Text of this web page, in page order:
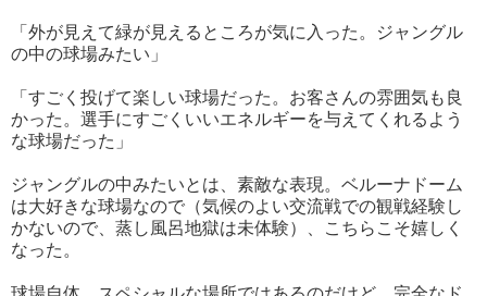
「外が見えて緑が見えるところが気に入った。ジャングル
の中の球場みたい」
「すごく投げて楽しい球場だった。お客さんの雰囲気も良
かった。選手にすごくいいエネルギーを与えてくれるよう
な球場だった」
ジャングルの中みたいとは、素敵な表現。ベルーナドーム
は大好きな球場なので（気候のよい交流戦での観戦経験し
かないので、蒸し風呂地獄は未体験）、こちらこそ嬉しく
なった。